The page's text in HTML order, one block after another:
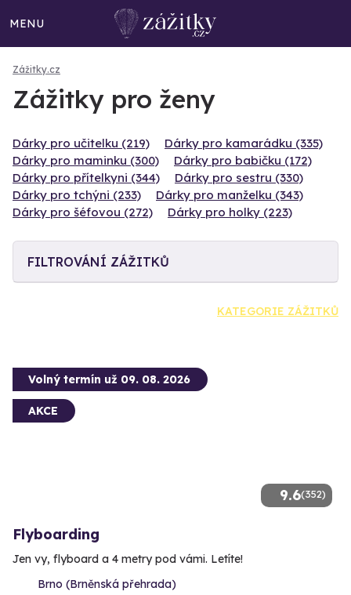
MENU
Zážitky.cz
Zážitky pro ženy
Dárky pro učitelku (219)
Dárky pro kamarádku (335)
Dárky pro maminku (300)
Dárky pro babičku (172)
Dárky pro přítelkyni (344)
Dárky pro sestru (330)
Dárky pro tchýni (233)
Dárky pro manželku (343)
Dárky pro šéfovou (272)
Dárky pro holky (223)
FILTROVÁNÍ ZÁŽITKŮ
KATEGORIE ZÁŽITKŮ
9.6(352)
Volný termín už 09. 08. 2026
AKCE
Flyboarding
Jen vy, flyboard a 4 metry pod vámi. Letíte!
Brno (Brněnská přehrada)